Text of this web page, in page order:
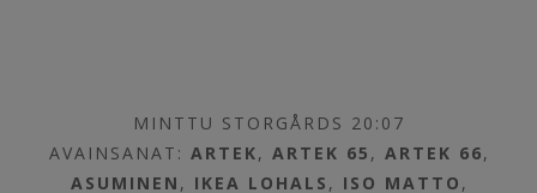
MINTTU STORGÅRDS 20:07
AVAINSANAT: ARTEK, ARTEK 65 , ARTEK 66,
ASUMINEN , IKEA LOHALS , ISO MATTO ,